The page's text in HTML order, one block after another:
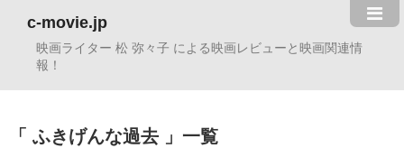
c-movie.jp
映画ライター 松 弥々子 による映画レビューと映画関連情
報！
ふきげんな過去 一覧